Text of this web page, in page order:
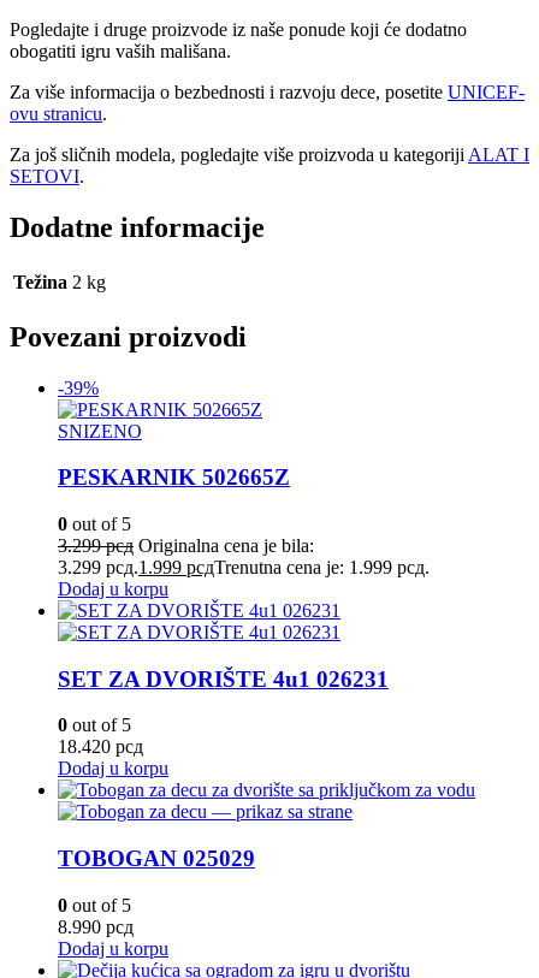
Pogledajte i druge proizvode iz naše ponude koji će dodatno
obogatiti igru vaših mališana.
Za više informacija o bezbednosti i razvoju dece, posetite UNICEF-
ovu stranicu.
Za još sličnih modela, pogledajte više proizvoda u kategoriji ALAT I
SETOVI.
Dodatne informacije
Težina 2 kg
Povezani proizvodi
-39%
SNIZENO
PESKARNIK 502665Z
0 out of 5
3.299рсд Originalna cena je bila:
3.299 рсд.1.999 рсдTrenutna cena je: 1.999 рсд.
Dodaj u korpu
SET ZA DVORIŠTE 4u1 026231
0 out of 5
18.420 рсд
Dodaj u korpu
TOBOGAN 025029
0 out of 5
8.990 рсд
Dodaj u korpu